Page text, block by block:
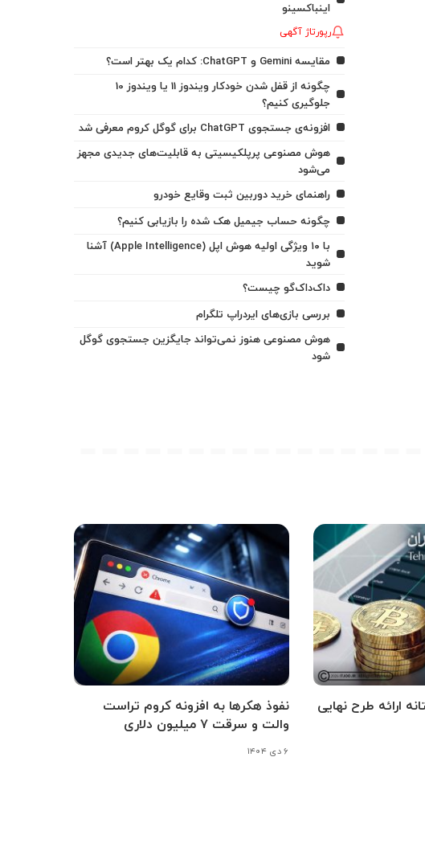
اینباکسینو
رپورتاژ آگهی
مقایسه Gemini و ChatGPT: کدام یک بهتر است؟
چگونه از قفل شدن خودکار ویندوز 11 یا ویندوز 10
جلوگیری کنیم؟
افزونه‌ی جستجوی ChatGPT برای گوگل کروم معرفی شد
هوش مصنوعی پرپلکیسیتی به قابلیت‌های جدیدی مجهز
می‌شود
راهنمای خرید دوربین ثبت وقایع خودرو
چگونه حساب جیمیل هک شده را بازیابی کنیم؟
با ۱۰ ویژگی اولیه هوش اپل (Apple Intelligence) آشنا
شوید
داک‌داک‌گو چیست؟
بررسی بازی‌های ایردراپ تلگرام
هوش مصنوعی هنوز نمی‌تواند جایگزین جستجوی گوگل
شود
ارائه طرح نهایی
نفوذ هکرها به افزونه کروم تراست
والت و سرقت ۷ میلیون دلاری
۶ دی ۱۴۰۴